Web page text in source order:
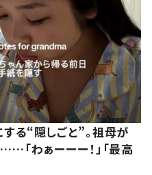
る“隠しごと”。祖母が
「わぁーーー！」「最高